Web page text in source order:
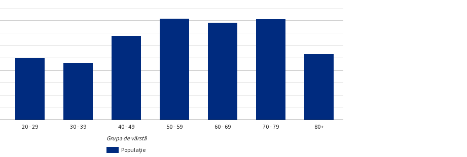
Populație
20 - 29 30 - 39 40 - 49 50 - 59 60 - 69 70 - 79 80+
Grupa de vârstă